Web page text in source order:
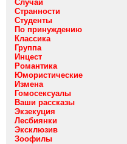
Случай
Странности
Студенты
По принуждению
Классика
Группа
Инцест
Романтика
Юмористические
Измена
Гомосексуалы
Ваши рассказы
Экзекуция
Лесбиянки
Эксклюзив
Зоофилы